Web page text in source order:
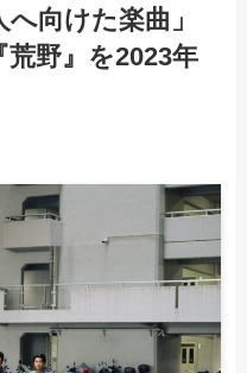
向けた楽曲」
野』を2023年